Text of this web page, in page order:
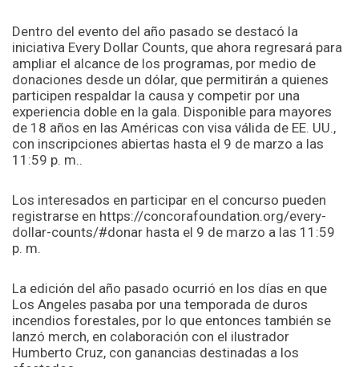
Dentro del evento del año pasado se destacó la
iniciativa Every Dollar Counts, que ahora regresará para
ampliar el alcance de los programas, por medio de
donaciones desde un dólar, que permitirán a quienes
participen respaldar la causa y competir por una
experiencia doble en la gala. Disponible para mayores
de 18 años en las Américas con visa válida de EE. UU.,
con inscripciones abiertas hasta el 9 de marzo a las
11:59 p. m..
Los interesados en participar en el concurso pueden
registrarse en https://concorafoundation.org/every-
dollar-counts/#donar hasta el 9 de marzo a las 11:59
p. m.
La edición del año pasado ocurrió en los días en que
Los Angeles pasaba por una temporada de duros
incendios forestales, por lo que entonces también se
lanzó merch, en colaboración con el ilustrador
Humberto Cruz, con ganancias destinadas a los